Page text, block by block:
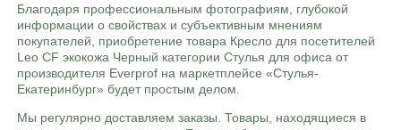
Благодаря профессиональным фотографиям, глубокой
информации о свойствах и субъективным мнениям
покупателей, приобретение товара Кресло для посетителей
Leo CF экокожа Черный категории Стулья для офиса от
производителя Everprof на маркетплейсе «Стулья-
Екатеринбург» будет простым делом.
Мы регулярно доставляем заказы. Товары, находящиеся в